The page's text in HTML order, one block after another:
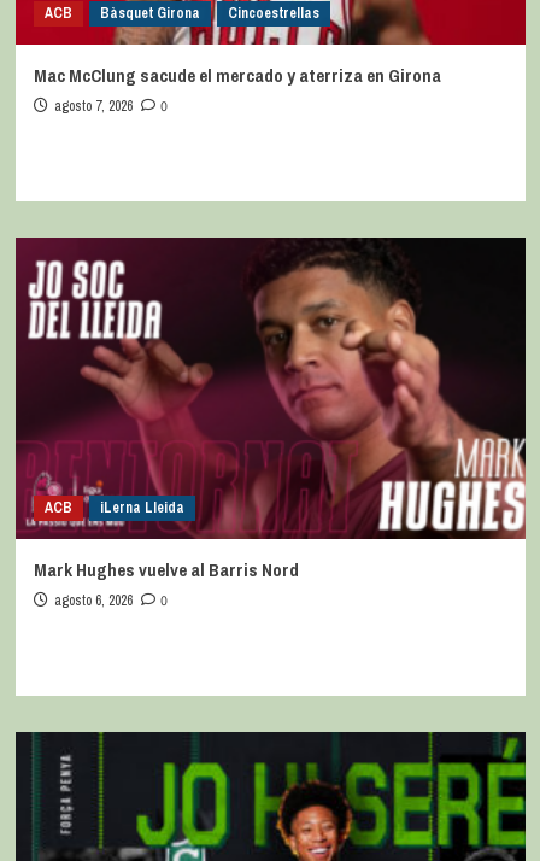
ACB Bàsquet Girona Cincoestrellas
Mac McClung sacude el mercado y aterriza en Girona
agosto 7, 2026 0
ACB iLerna Lleida
Mark Hughes vuelve al Barris Nord
agosto 6, 2026 0